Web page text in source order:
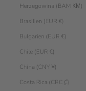
Herzegowina (BAM КМ)
Brasilien (EUR €)
Bulgarien (EUR €)
Chile (EUR €)
China (CNY ¥)
Costa Rica (CRC ₡)